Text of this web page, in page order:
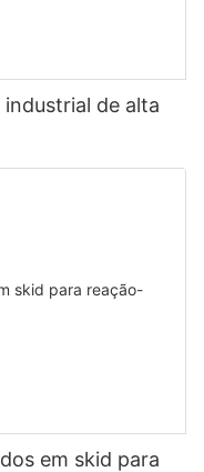
de alta
em skid para